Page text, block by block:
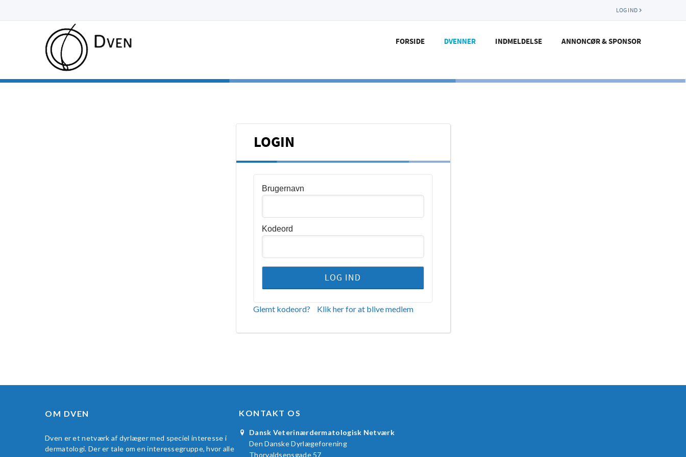
LOG IND
FORSIDE DVENNER INDMELDELSE ANNONCØR & SPONSOR
LOGIN
Brugernavn
Kodeord
Glemt kodeord? Klik her for at blive medlem
OM DVEN
Dven er et netværk af dyrlæger med speciel interesse i
dermatologi. Der er tale om en interessegruppe, hvor alle
KONTAKT OS
Dansk Veterinærdermatologisk Netværk
Den Danske Dyrlægeforening
Thorvaldsensgade 57